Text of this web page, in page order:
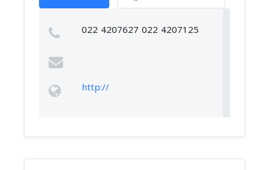
022 4207627 022 4207125
http://